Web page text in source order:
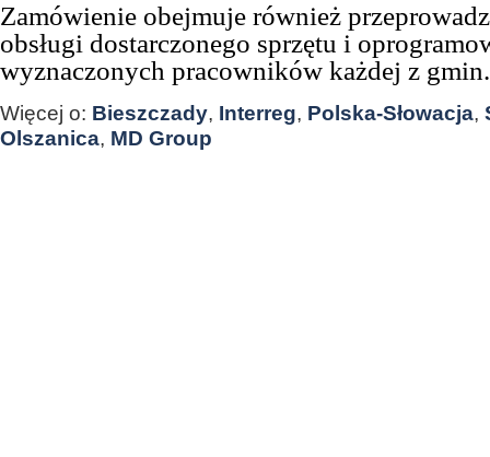
Zamówienie obejmuje również
obsługi dostarczonego sprzętu i
wyznaczonych pracowników każdej z gmin.
Więcej o: Bieszczady, Interreg, Polska-Słowacja,
Olszanica, MD Group